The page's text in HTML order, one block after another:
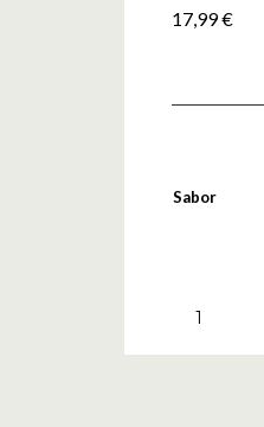
17,99€
Sabor
Sport
Drink